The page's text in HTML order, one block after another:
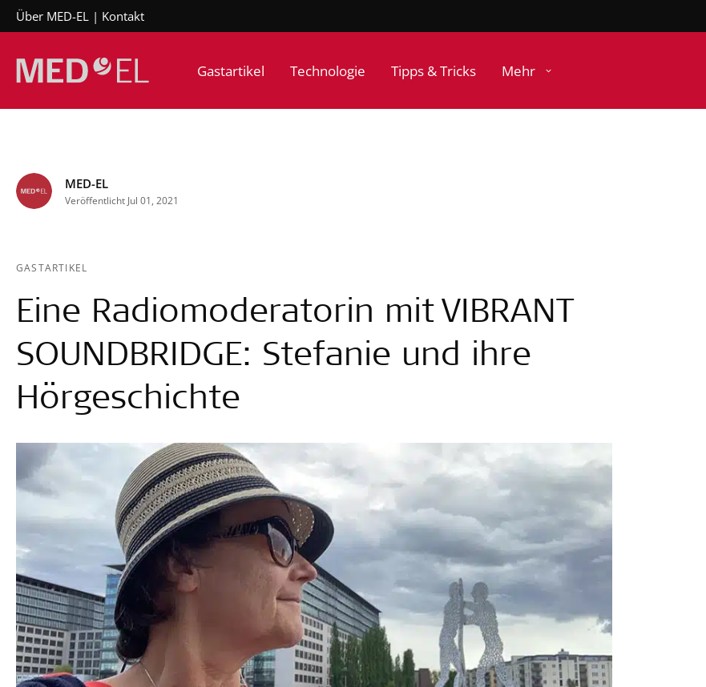
Über MED-EL Kontakt
Gastartikel Technologie Tipps & Tricks Mehr
MED-EL
Veröffentlicht Jul 01, 2021
GASTARTIKEL
Eine Radiomoderatorin mit VIBRANT
SOUNDBRIDGE: Stefanie und ihre
Hörgeschichte